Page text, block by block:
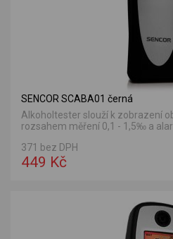
SENCOR SCABA01 černá
Alkoholtester slouží k zobrazení
rozsahem měření 0,1 - 1,5‰ a
371 bez DPH
449 Kč